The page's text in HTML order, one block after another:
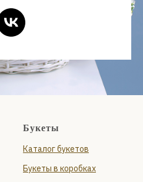
Букеты
Каталог букетов
Букеты в коробках